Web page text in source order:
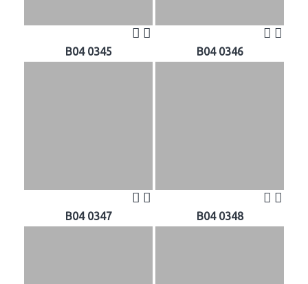
B04 0345 B04 0346
B04 0347 B04 0348